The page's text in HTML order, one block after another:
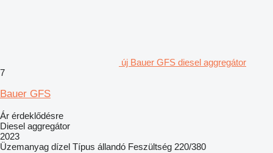
új Bauer GFS diesel aggregátor
7
Bauer GFS
Ár érdeklődésre
Diesel aggregátor
2023
Üzemanyag dízel Típus állandó Feszültség 220/380